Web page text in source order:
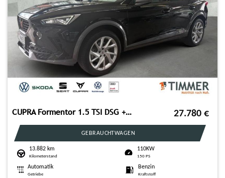
CUPRA Formentor 1.5 TSI DSG +360° +BEATS +LED +ACC +NA 27.780 €
GEBRAUCHTWAGEN
13.882 km
Kilometerstand
110KW
150 PS
Automatik
Getriebe
Benzin
Kraftstoff